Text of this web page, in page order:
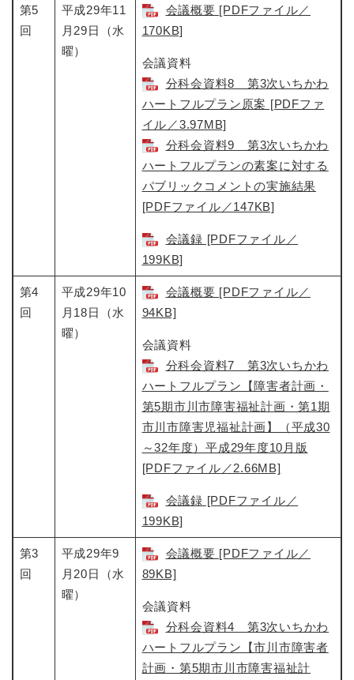
第5
回
平成29年11
月29日（水
曜）
会議概要 [PDFファイル／
170KB]
会議資料
分科会資料8 第3次いちかわ
ハートフルプラン原案 [PDFファ
イル／3.97MB]
分科会資料9 第3次いちかわ
ハートフルプランの素案に対する
パブリックコメントの実施結果
[PDFファイル／147KB]
会議録 [PDFファイル／
199KB]
第4
回
平成29年10
月18日（水
曜）
会議概要 [PDFファイル／
94KB]
会議資料
分科会資料7 第3次いちかわ
ハートフルプラン【障害者計画・
第5期市川市障害福祉計画・第1期
市川市障害児福祉計画】（平成30
～32年度）平成29年度10月版
[PDFファイル／2.66MB]
会議録 [PDFファイル／
199KB]
第3
回
平成29年9
月20日（水
曜）
会議概要 [PDFファイル／
89KB]
会議資料
分科会資料4 第3次いちかわ
ハートフルプラン【市川市障害者
計画・第5期市川市障害福祉計